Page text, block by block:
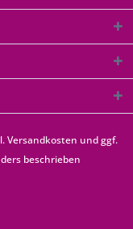
Versandkosten und ggf.
beschrieben